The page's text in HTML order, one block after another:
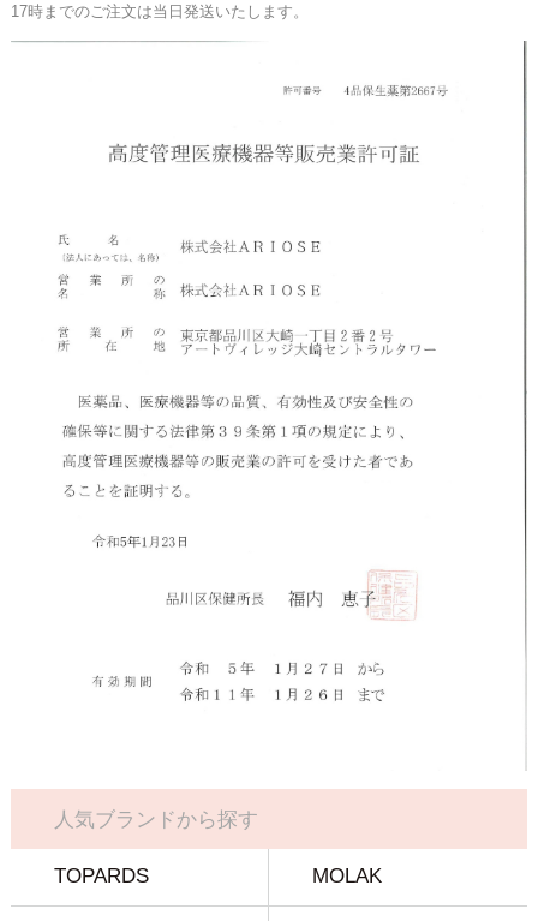
17時までのご注文は当日発送いたします。
人気ブランドから探す
TOPARDS MOLAK